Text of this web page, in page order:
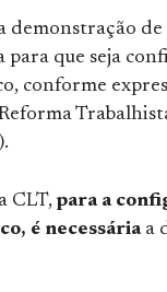
demonstração
para que seja
conforme
CLT, para a
é necessáriaa